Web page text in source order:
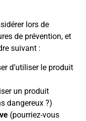
lors de
de prévention, et
suivant :
d’utiliser le produit
un produit
dangereux ?)
(pourriez-vous